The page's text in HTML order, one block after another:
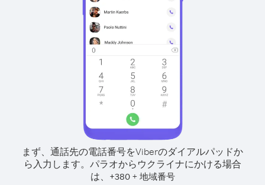
まず、通話先の電話番号をViberのダイアルパッドか
ら入力します。 パラオからウクライナにかける場合
は、
+380+ 地域番号